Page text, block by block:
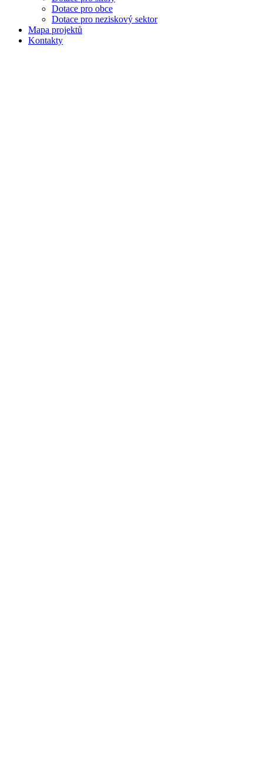
Dotace pro obce
Dotace pro neziskový sektor
Mapa projektů
Kontakty